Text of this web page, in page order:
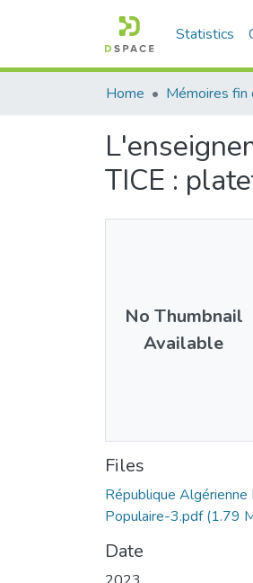
Statistics
Home
TICE :
No Thumbnail
Available
Files
République
Populaire-3.pdf (1.79
Date